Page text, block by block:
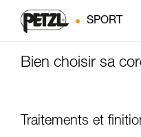
SPORT
Bien choisir sa
Traitements et